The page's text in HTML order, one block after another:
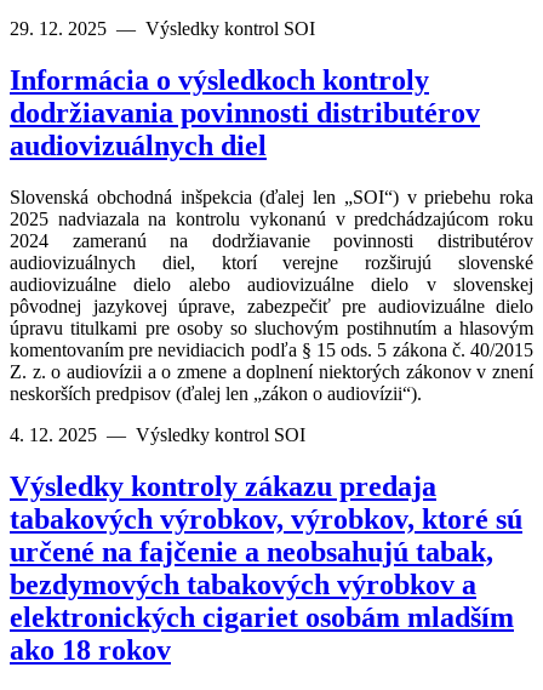
29. 12. 2025 — Výsledky kontrol SOI
Informácia o výsledkoch kontroly
dodržiavania povinnosti distributérov
audiovizuálnych diel
Slovenská obchodná inšpekcia (ďalej len „SOI“) v priebehu roka
2025 nadviazala na kontrolu vykonanú v predchádzajúcom roku
2024 zameranú na dodržiavanie povinnosti distributérov
audiovizuálnych diel, ktorí verejne rozširujú slovenské
audiovizuálne dielo alebo audiovizuálne dielo v slovenskej
pôvodnej jazykovej úprave, zabezpečiť pre audiovizuálne dielo
úpravu titulkami pre osoby so sluchovým postihnutím a hlasovým
komentovaním pre nevidiacich podľa § 15 ods. 5 zákona č. 40/2015
Z. z. o audiovízii a o zmene a doplnení niektorých zákonov v znení
neskorších predpisov (ďalej len „zákon o audiovízii“).
4. 12. 2025 — Výsledky kontrol SOI
Výsledky kontroly zákazu predaja
tabakových výrobkov, výrobkov, ktoré sú
určené na fajčenie a neobsahujú tabak,
bezdymových tabakových výrobkov a
elektronických cigariet osobám mladším
ako 18 rokov